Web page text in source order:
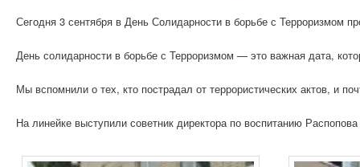
Сегодня 3 сентября в День Солидарности в борьбе с Терроризмом
День солидарности в борьбе с Терроризмом — это важная дата,
Мы вспомнили о тех, кто пострадал от террористических актов, и
На линейке выступили советник директора по воспитанию